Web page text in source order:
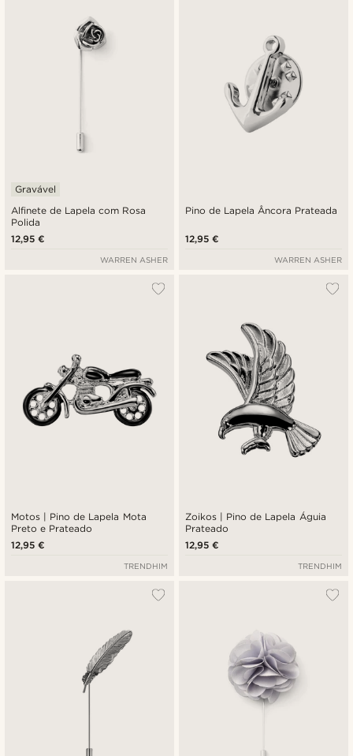
Alfinete de Lapela com Rosa
Polida
Gravável
12,95 €
WARREN ASHER
Pino de Lapela Âncora Prateada
12,95 €
WARREN ASHER
Motos | Pino de Lapela Mota
Preto e Prateado
12,95 €
TRENDHIM
Zoikos | Pino de Lapela Águia
Prateado
12,95 €
TRENDHIM